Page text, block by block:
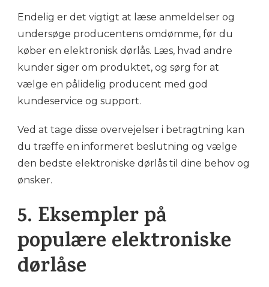
Endelig er det vigtigt at læse anmeldelser og
undersøge producentens omdømme, før du
køber en elektronisk dørlås. Læs, hvad andre
kunder siger om produktet, og sørg for at
vælge en pålidelig producent med god
kundeservice og support.
Ved at tage disse overvejelser i betragtning kan
du træffe en informeret beslutning og vælge
den bedste elektroniske dørlås til dine behov og
ønsker.
5. Eksempler på
populære elektroniske
dørlåse